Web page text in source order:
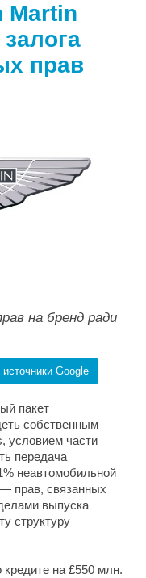
Martin
залога
прав
на бренд ради
Google
пакет
собственным
условием части
передача
неавтомобильной
прав, связанных
выпуска
структуру
на £550 млн.